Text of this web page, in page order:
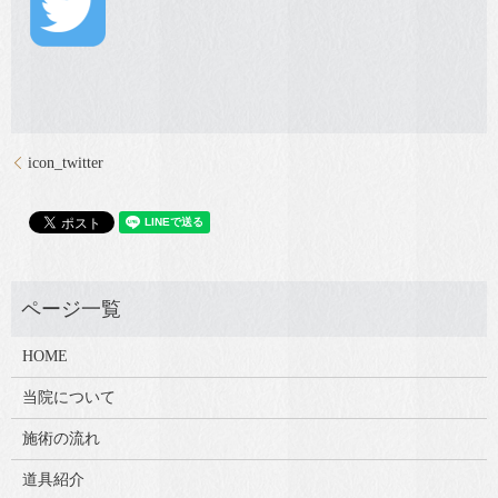
icon_twitter
HOME
当院について
施術の流れ
道具紹介